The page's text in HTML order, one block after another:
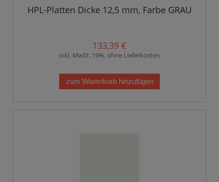
HPL-Platten Dicke 12,5 mm, Farbe GRAU
133,39 €
inkl. MwSt. 19%, ohne Lieferkosten
zum Warenkorb hinzufügen